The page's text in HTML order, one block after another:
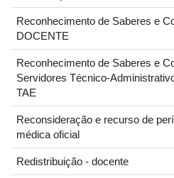
Reconhecimento de Saberes e
DOCENTE
Reconhecimento de Saberes e
Servidores Técnico-
TAE
Reconsideração e recurso de
médica oficial
Redistribuição - docente